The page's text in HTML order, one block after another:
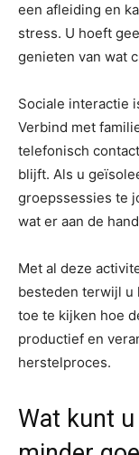
een afleiding en
stress. U hoeft
genieten van wat
Sociale interactie
Verbind met
telefonisch
blijft. Als u
groepssessies te
wat er aan de
Met al deze
besteden terwijl u
toe te kijken hoe
productief en
herstelproces.
Wat kunt